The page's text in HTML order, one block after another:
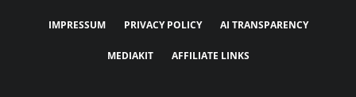
IMPRESSUM PRIVACY POLICY AI TRANSPARENCY
MEDIAKIT AFFILIATE LINKS